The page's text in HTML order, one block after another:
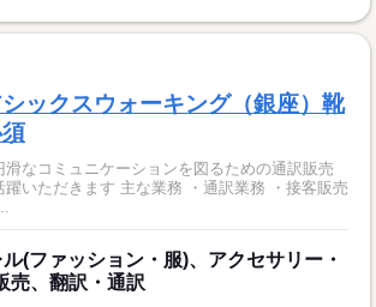
ックスウォーキング（銀座）靴
なコミュニケーションを図るための通訳販売
躍いただきます 主な業務 ・通訳業務 ・接客販売
(ファッション・服)、アクセサリー・
売、翻訳・通訳